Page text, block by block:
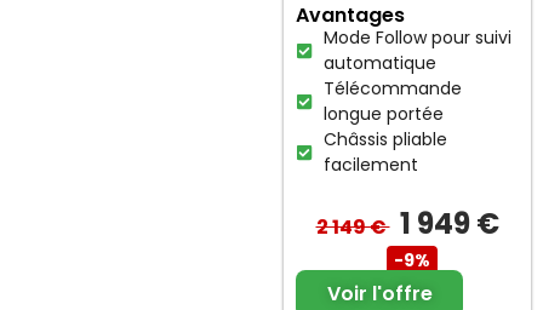
Avantages
Mode Follow pour suivi
automatique
Télécommande
longue portée
Châssis pliable
facilement
2 149 € 1 949 €
-9%
Voir l'offre